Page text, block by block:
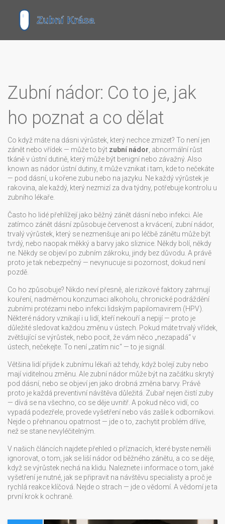
Zubní nádor: Co to je, jak
ho poznat a co dělat
Co když máte na dásni výrůstek, který nechce zmizet? To není jen
zánět nebo vřídek — může to být zubní nádor abnormální růst
tkáně v ústní dutině, který může být benigní nebo závažný. Also
known as nádor ústní dutiny, it může vznikat i tam, kde to nečekáte
— pod dásní, u kořene zubu nebo na jazyku. Ne každý výrůstek je
rakovina, ale každý, který nezmizí za dva týdny, potřebuje kontrolu u
zubního lékaře.
Často ho lidé přehlížejí jako běžný zánět dásní nebo infekci. Ale
zatímco zánět dásní způsobuje červenost a krvácení, zubní nádor,
trvalý výrůstek, který se nezmenšuje ani po léčbě zánětu může být
tvrdý, nebo naopak měkký a barvy jako sliznice. Někdy bolí, někdy
ne. Někdy se objeví po zubním zákroku, jindy bez důvodu. A právě
proto je tak nebezpečný — nevynucuje si pozornost, dokud není
pozdě.
Co ho způsobuje? Nikdo neví přesně, ale rizikové faktory zahrnují
kouření, nadměrnou konzumaci alkoholu, chronické podráždění
zubními protézami nebo infekci lidským papilomavirem (HPV).
Některé nádory vznikají i u lidí, kteří nekouří a nepijí — proto je
důležité sledovat každou změnu v ústech. Pokud máte trvalý vřídek,
zvětšující se výrůstek, nebo pocit, že vám něco „nezapadá“ v
ústech, nečekejte. To není „zatím nic“ — to je signál.
Většina lidí přijde k zubnímu lékaři až tehdy, když bolejí zuby nebo
mají viditelnou změnu. Ale zubní nádor může být na začátku skrytý
pod dásní, nebo se objeví jen jako drobná změna barvy. Právě
proto je každá preventivní návštěva důležitá. Zubař nejen čistí zuby
— dívá se na všechno, co se děje uvnitř. A pokud něco vidí, co
vypadá podezřele, provede vyšetření nebo vás zašle k odborníkovi.
Nejde o přehnanou opatrnost — jde o to, zachytit problém dříve,
než se stane nevyléčitelným.
V našich článcích najdete přehled o příznacích, které byste neměli
ignorovat, o tom, jak se liší nádor od běžného zánětu, a co se děje,
když se výrůstek nechá na klidu. Naleznete i informace o tom, jaké
vyšetření je nutné, jak se připravit na návštěvu specialisty a proč je
rychlá reakce klíčová. Nejde o strach — jde o vědomí. A vědomí je ta
první krok k ochraně.